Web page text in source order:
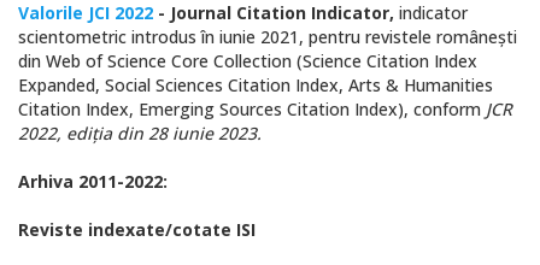
Valorile JCI 2022 - Journal Citation Indicator, indicator
scientometric introdus în iunie 2021, pentru revistele românești
din Web of Science Core Collection (Science Citation Index
Expanded, Social Sciences Citation Index, Arts & Humanities
Citation Index, Emerging Sources Citation Index), conform JCR
2022, ediția din 28 iunie 2023.
Arhiva 2011-2022:
Reviste indexate/cotate ISI